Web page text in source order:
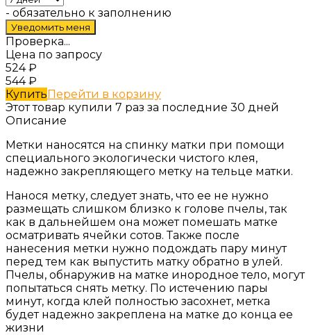
- обязательно к заполнению
Проверка...
Цена по запросу
524₽
544₽
КупитьПерейти в корзину
Этот товар купили 7 раз за последние 30 дней
Описание
Метки наносятся на спинку матки при помощи
специального экологически чистого клея,
надежно закрепляющего метку на тельце матки.
Нанося метку, следует знать, что ее не нужно
размещать слишком близко к голове пчелы, так
как в дальнейшем она может помешать матке
осматривать ячейки сотов. Также после
нанесения метки нужно подождать пару минут
перед тем как выпустить матку обратно в улей.
Пчелы, обнаружив на матке инородное тело, могут
попытаться снять метку. По истечению пары
минут, когда клей полностью засохнет, метка
будет надежно закреплена на матке до конца ее
жизни